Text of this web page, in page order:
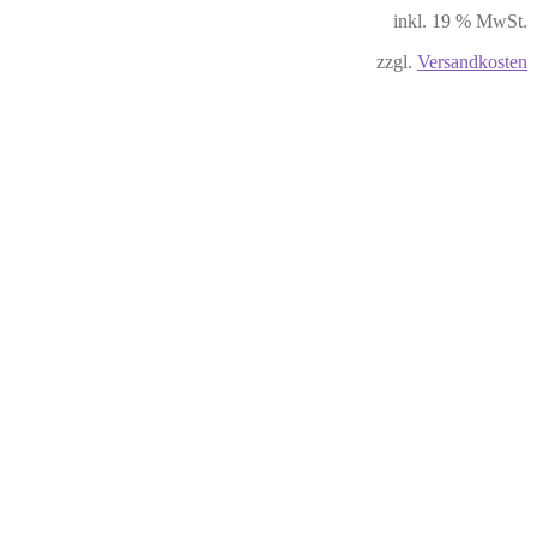
inkl. 19 % MwSt.
zzgl. Versandkosten